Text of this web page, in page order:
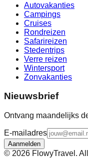
Autovakanties
Campings
Cruises
Rondreizen
Safarireizen
Stedentrips
Verre reizen
Wintersport
Zonvakanties
Nieuwsbrief
Ontvang maandelijks
E-mailadres
Aanmelden
© 2026 FlowyTravel.